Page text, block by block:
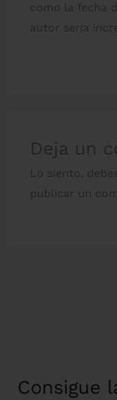
como la fecha
autor sería
Deja un
Lo siento,
publicar un
Consigue